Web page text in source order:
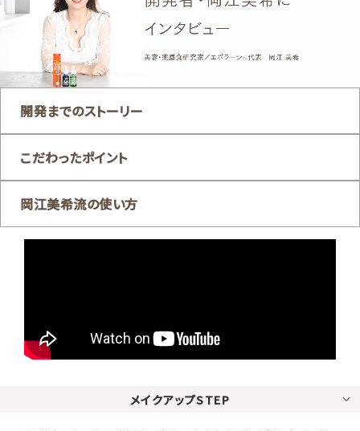
開発までのストーリー
こだわったポイント
岡江美希流の使い方
メイクアップSTEP